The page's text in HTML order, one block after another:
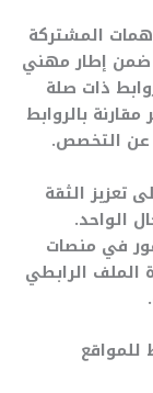
المشتركة
ضمن إطار مهني
ذات صلة
بالروابط
عن التخصص.
تعزيز الثقة
الواحد.
في منصات
الملف الرابطي
للمواقع